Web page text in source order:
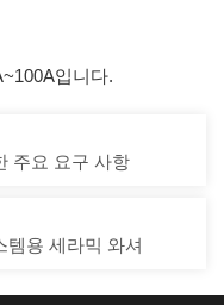
입니다.
주요 요구 사항
템용 세라믹 와셔